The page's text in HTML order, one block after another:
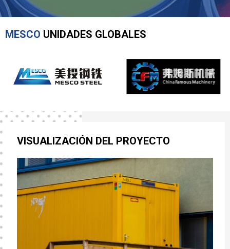
MESCO UNIDADES GLOBALES
VISUALIZACIÓN DEL PROYECTO